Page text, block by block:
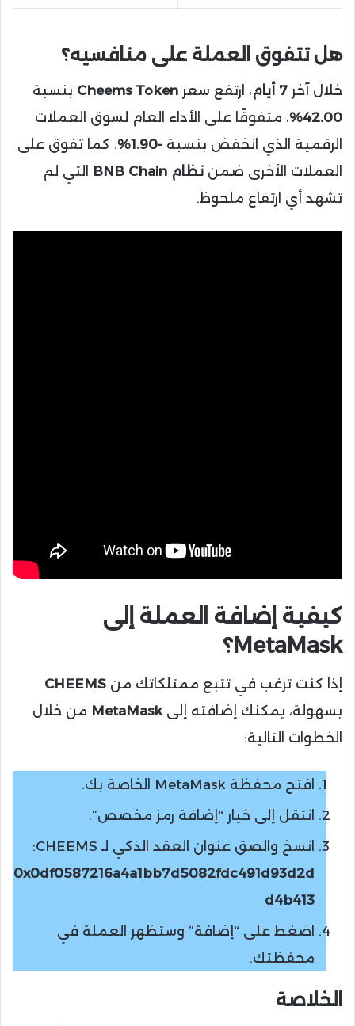
هل تتفوق العملة على منافسيه؟
خلال آخر 7 أيام ، ارتفع سعر Cheems Token بنسبة
42.00%
، متفوقًا على الأداء العام لسوق العملات
الرقمية الذي انخفض بنسبة -1.90%
. كما تفوق على
العملات الأخرى ضمن نظام BNB Chain
التي لم
تشهد أي ارتفاع ملحوظ.
كيفية إضافة العملة إلى
MetaMask؟
إذا كنت ترغب في تتبع ممتلكاتك من CHEEMS
بسهولة، يمكنك إضافته إلىMetaMask من خلال
الخطوات التالية:
افتح محفظة MetaMask الخاصة بك.
انتقل إلى خيار “إضافة رمز مخصص”.
انسخ والصق عنوان العقد الذكي لـ CHEEMS:
0x0df0587216a4a1bb7d5082fdc491d93d2d
d4b413
اضغط على “إضافة” وستظهر العملة في
محفظتك.
الخلاصة